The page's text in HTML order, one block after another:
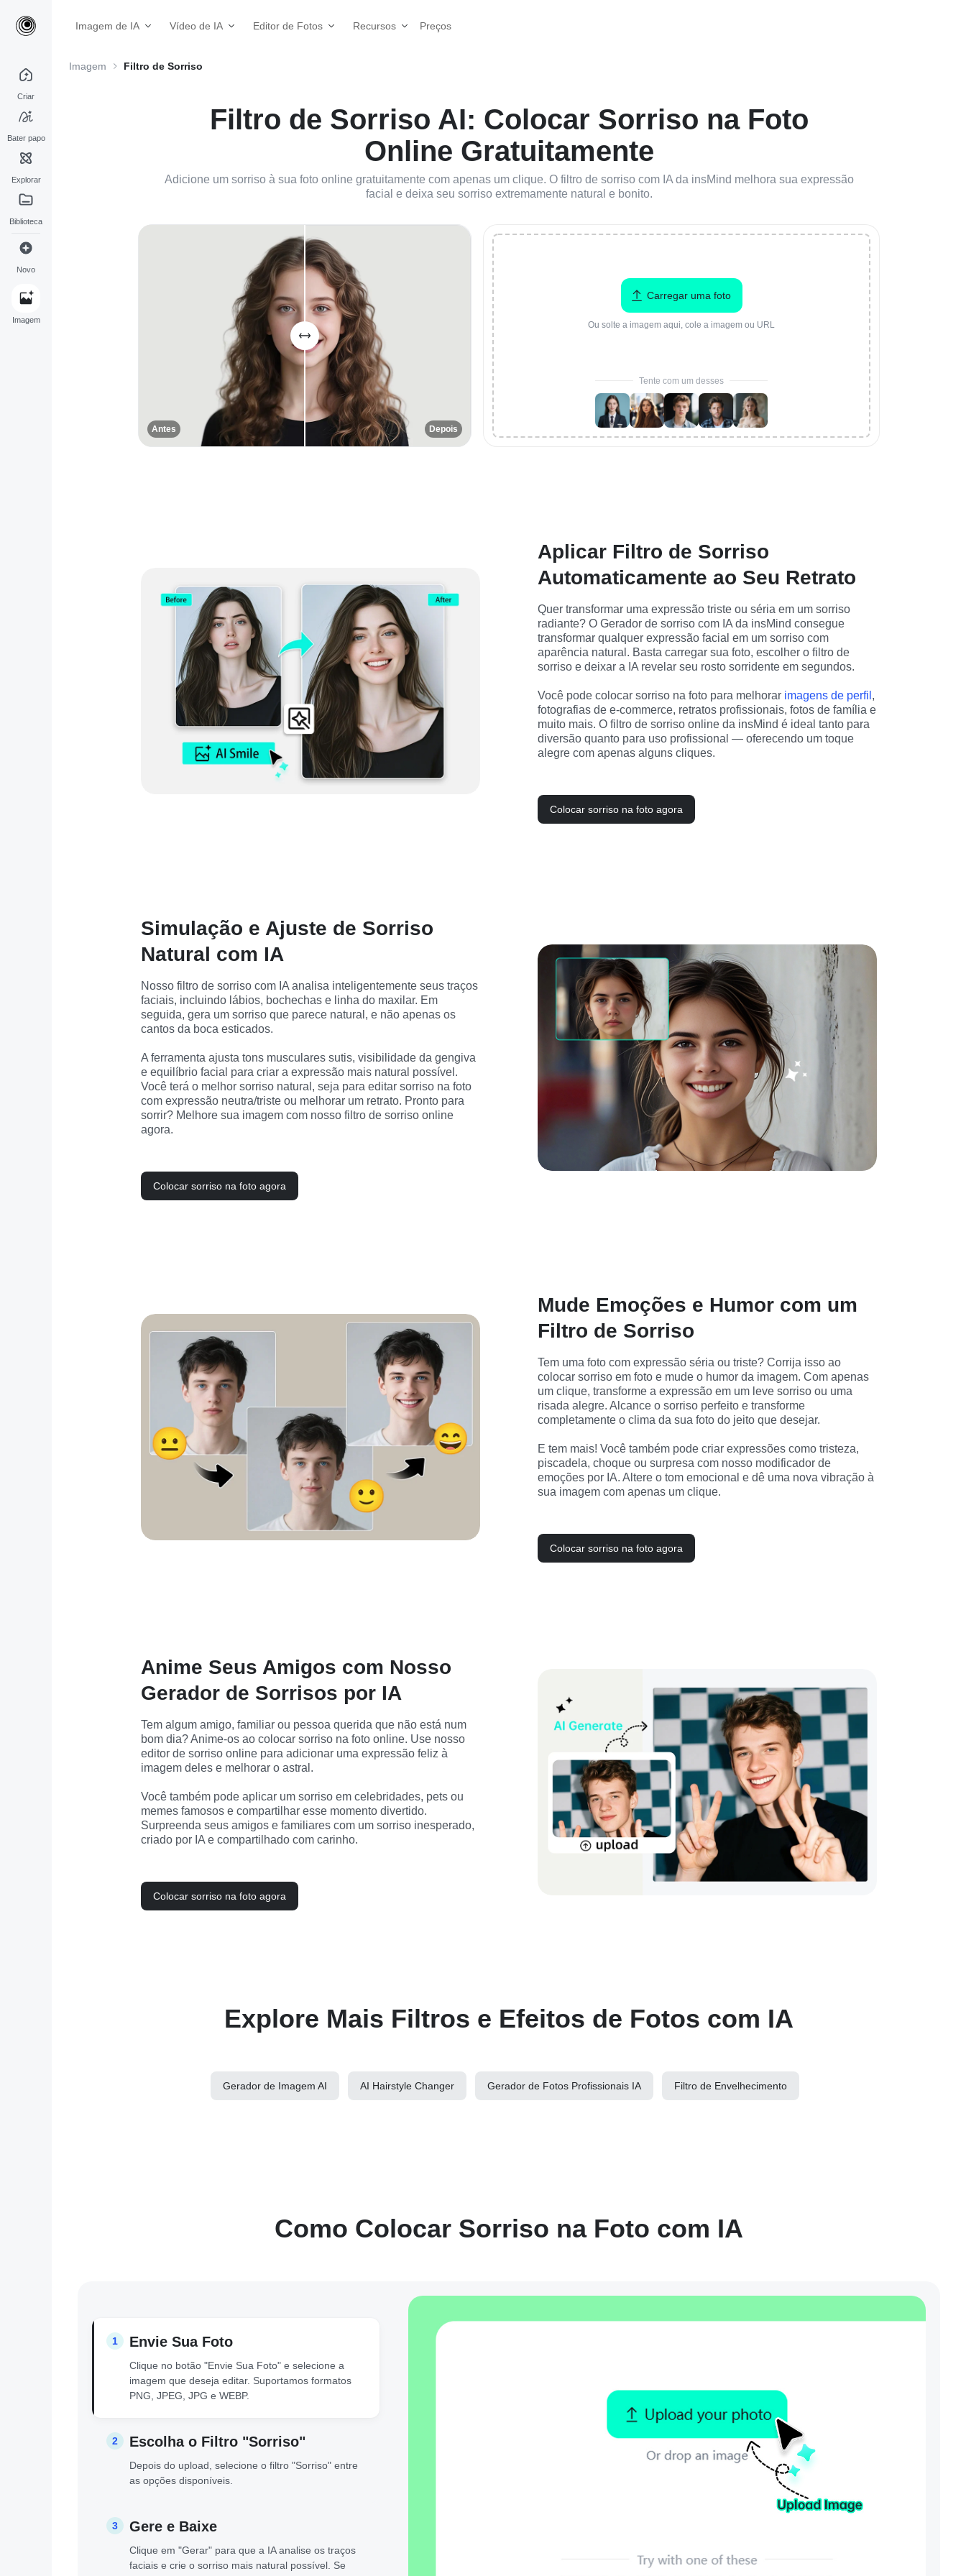
Imagem de IA Vídeo de IA Editor de Fotos Recursos Preços
Criar
Bater papo
Explorar
Biblioteca
Novo
Imagem
Imagem Filtro de Sorriso
Filtro de Sorriso AI: Colocar Sorriso na Foto
Online Gratuitamente
Adicione um sorriso à sua foto online gratuitamente com apenas um clique. O filtro de sorriso com IA da insMind melhora sua expressão
facial e deixa seu sorriso extremamente natural e bonito.
Depois
Antes
Carregar uma foto
Ou solte a imagem aqui, cole a imagem ou URL
Tente com um desses
Aplicar Filtro de Sorriso
Automaticamente ao Seu Retrato
Quer transformar uma expressão triste ou séria em um sorriso
radiante? O Gerador de sorriso com IA da insMind consegue
transformar qualquer expressão facial em um sorriso com
aparência natural. Basta carregar sua foto, escolher o filtro de
sorriso e deixar a IA revelar seu rosto sorridente em segundos.
Você pode colocar sorriso na foto para melhorar imagens de perfil ,
fotografias de e-commerce, retratos profissionais, fotos de família e
muito mais. O filtro de sorriso online da insMind é ideal tanto para
diversão quanto para uso profissional — oferecendo um toque
alegre com apenas alguns cliques.
Colocar sorriso na foto agora
Simulação e Ajuste de Sorriso
Natural com IA
Nosso filtro de sorriso com IA analisa inteligentemente seus traços
faciais, incluindo lábios, bochechas e linha do maxilar. Em
seguida, gera um sorriso que parece natural, e não apenas os
cantos da boca esticados.
A ferramenta ajusta tons musculares sutis, visibilidade da gengiva
e equilíbrio facial para criar a expressão mais natural possível.
Você terá o melhor sorriso natural, seja para editar sorriso na foto
com expressão neutra/triste ou melhorar um retrato. Pronto para
sorrir? Melhore sua imagem com nosso filtro de sorriso online
agora.
Colocar sorriso na foto agora
Mude Emoções e Humor com um
Filtro de Sorriso
Tem uma foto com expressão séria ou triste? Corrija isso ao
colocar sorriso em foto e mude o humor da imagem. Com apenas
um clique, transforme a expressão em um leve sorriso ou uma
risada alegre. Alcance o sorriso perfeito e transforme
completamente o clima da sua foto do jeito que desejar.
E tem mais! Você também pode criar expressões como tristeza,
piscadela, choque ou surpresa com nosso modificador de
emoções por IA. Altere o tom emocional e dê uma nova vibração à
sua imagem com apenas um clique.
Colocar sorriso na foto agora
Anime Seus Amigos com Nosso
Gerador de Sorrisos por IA
Tem algum amigo, familiar ou pessoa querida que não está num
bom dia? Anime-os ao colocar sorriso na foto online. Use nosso
editor de sorriso online para adicionar uma expressão feliz à
imagem deles e melhorar o astral.
Você também pode aplicar um sorriso em celebridades, pets ou
memes famosos e compartilhar esse momento divertido.
Surpreenda seus amigos e familiares com um sorriso inesperado,
criado por IA e compartilhado com carinho.
Colocar sorriso na foto agora
Explore Mais Filtros e Efeitos de Fotos com IA
Gerador de Imagem AI AI Hairstyle Changer Gerador de Fotos Profissionais IA Filtro de Envelhecimento
Como Colocar Sorriso na Foto com IA
1 Envie Sua Foto
Clique no botão "Envie Sua Foto" e selecione a
imagem que deseja editar. Suportamos formatos
PNG, JPEG, JPG e WEBP.
2 Escolha o Filtro "Sorriso"
Depois do upload, selecione o filtro "Sorriso" entre
as opções disponíveis.
3 Gere e Baixe
Clique em "Gerar" para que a IA analise os traços
faciais e crie o sorriso mais natural possível. Se